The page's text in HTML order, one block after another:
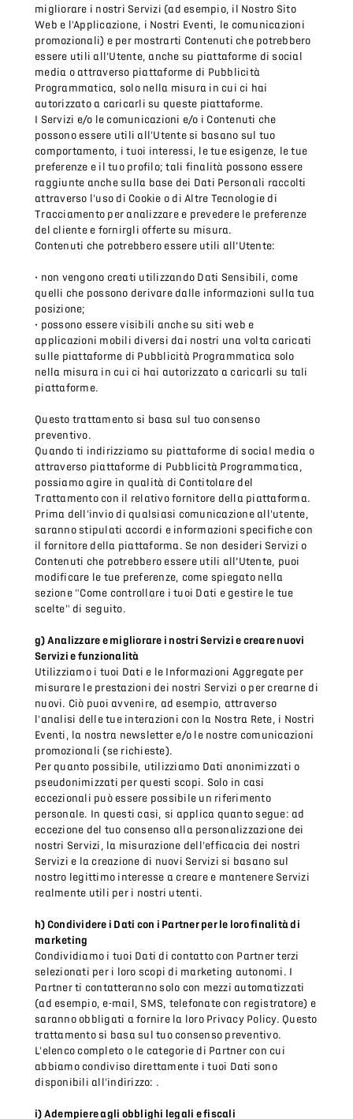
migliorare i nostri Servizi (ad esempio, il Nostro Sito
Web e l'Applicazione, i Nostri Eventi, le comunicazioni
promozionali) e per mostrarti Contenuti che potrebbero
essere utili all’Utente, anche su piattaforme di social
media o attraverso piattaforme di Pubblicità
Programmatica, solo nella misura in cui ci hai
autorizzato a caricarli su queste piattaforme.
I Servizi e/o le comunicazioni e/o i Contenuti che
possono essere utili all'Utente si basano sul tuo
comportamento, i tuoi interessi, le tue esigenze, le tue
preferenze e il tuo profilo; tali finalità possono essere
raggiunte anche sulla base dei Dati Personali raccolti
attraverso l'uso di Cookie o di Altre Tecnologie di
Tracciamento per analizzare e prevedere le preferenze
del cliente e fornirgli offerte su misura.
Contenuti che potrebbero essere utili all’Utente:
• non vengono creati utilizzando Dati Sensibili, come
quelli che possono derivare dalle informazioni sulla tua
posizione;
• possono essere visibili anche su siti web e
applicazioni mobili diversi dai nostri una volta caricati
sulle piattaforme di Pubblicità Programmatica solo
nella misura in cui ci hai autorizzato a caricarli su tali
piattaforme.
Questo trattamento si basa sul tuo consenso
preventivo.
Quando ti indirizziamo su piattaforme di social media o
attraverso piattaforme di Pubblicità Programmatica,
possiamo agire in qualità di Contitolare del
Trattamento con il relativo fornitore della piattaforma.
Prima dell'invio di qualsiasi comunicazione all'utente,
saranno stipulati accordi e informazioni specifiche con
il fornitore della piattaforma. Se non desideri Servizi o
Contenuti che potrebbero essere utili all’Utente, puoi
modificare le tue preferenze, come spiegato nella
sezione "Come controllare i tuoi Dati e gestire le tue
scelte" di seguito.
g) Analizzare e migliorare i nostri Servizi e creare nuovi
Servizi e funzionalità
Utilizziamo i tuoi Dati e le Informazioni Aggregate per
misurare le prestazioni dei nostri Servizi o per crearne di
nuovi. Ciò puoi avvenire, ad esempio, attraverso
l'analisi delle tue interazioni con la Nostra Rete, i Nostri
Eventi, la nostra newsletter e/o le nostre comunicazioni
promozionali (se richieste).
Per quanto possibile, utilizziamo Dati anonimizzati o
pseudonimizzati per questi scopi. Solo in casi
eccezionali può essere possibile un riferimento
personale. In questi casi, si applica quanto segue: ad
eccezione del tuo consenso alla personalizzazione dei
nostri Servizi, la misurazione dell'efficacia dei nostri
Servizi e la creazione di nuovi Servizi si basano sul
nostro legittimo interesse a creare e mantenere Servizi
realmente utili per i nostri utenti.
h) Condividere i Dati con i Partner per le loro finalità di
marketing
Condividiamo i tuoi Dati di contatto con Partner terzi
selezionati per i loro scopi di marketing autonomi. I
Partner ti contatteranno solo con mezzi automatizzati
(ad esempio, e-mail, SMS, telefonate con registratore) e
saranno obbligati a fornire la loro Privacy Policy. Questo
trattamento si basa sul tuo consenso preventivo.
L'elenco completo o le categorie di Partner con cui
abbiamo condiviso direttamente i tuoi Dati sono
disponibili all'indirizzo: .
i) Adempiere agli obblighi legali e fiscali